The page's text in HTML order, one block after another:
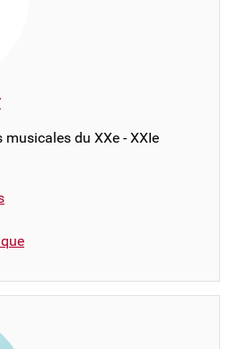
du XXe - XXIe